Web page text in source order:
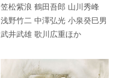
笠松紫浪 鶴田吾郎 山川秀峰
浅野竹二 中澤弘光 小泉癸巳男
武井武雄 歌川広重ほか